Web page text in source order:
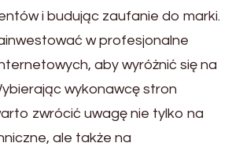
i budując zaufanie do marki.
w profesjonalne
aby wyróżnić się na
wykonawcę stron
zwrócić uwagę nie tylko na
ale także na